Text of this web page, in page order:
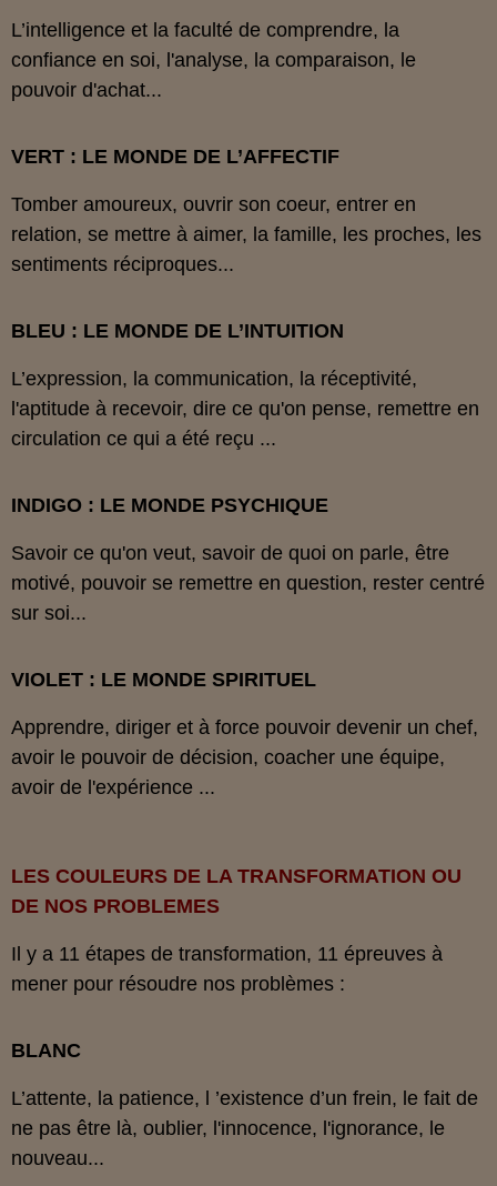
L’intelligence et la faculté de comprendre, la
confiance en soi, l'analyse, la comparaison, le
pouvoir d'achat...
VERT : LE MONDE DE L’AFFECTIF
Tomber amoureux, ouvrir son coeur, entrer en
relation, se mettre à aimer, la famille, les proches, les
sentiments réciproques...
BLEU : LE MONDE DE L’INTUITION
L’expression, la communication, la réceptivité,
l'aptitude à recevoir, dire ce qu'on pense, remettre en
circulation ce qui a été reçu ...
INDIGO : LE MONDE PSYCHIQUE
Savoir ce qu'on veut, savoir de quoi on parle, être
motivé, pouvoir se remettre en question, rester centré
sur soi...
VIOLET : LE MONDE SPIRITUEL
Apprendre, diriger et à force pouvoir devenir un chef,
avoir le pouvoir de décision, coacher une équipe,
avoir de l'expérience ...
LES COULEURS DE LA TRANSFORMATION OU
DE NOS PROBLEMES
Il y a 11 étapes de transformation, 11 épreuves à
mener pour résoudre nos problèmes :
BLANC
L’attente, la patience, l ’existence d’un frein, le fait de
ne pas être là, oublier, l'innocence, l'ignorance, le
nouveau...